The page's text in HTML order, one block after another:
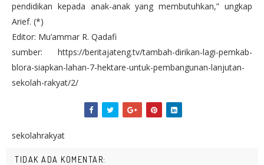
pendidikan kepada anak-anak yang membutuhkan,” ungkap
Arief. (*)
Editor: Mu’ammar R. Qadafi
sumber: https://beritajateng.tv/tambah-dirikan-lagi-pemkab-
blora-siapkan-lahan-7-hektare-untuk-pembangunan-lanjutan-
sekolah-rakyat/2/
sekolahrakyat
TIDAK ADA KOMENTAR: